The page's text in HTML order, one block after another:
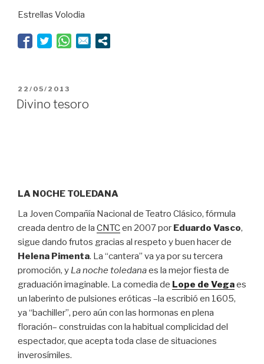
Estrellas Volodia
PUBLICADO
EL
22/05/2013
Divino tesoro
LA NOCHE TOLEDANA
La Joven Compañía Nacional de Teatro Clásico, fórmula
creada dentro de la CNTCen 2007 por Eduardo Vasco,
sigue dando frutos gracias al respeto y buen hacer de
Helena Pimenta. La “cantera” va ya por su tercera
promoción, y La noche toledanaes la mejor fiesta de
graduación imaginable. La comedia de Lope de Vegaes
un laberinto de pulsiones eróticas –la escribió en 1605,
ya “bachiller”, pero aún con las hormonas en plena
floración– construidas con la habitual complicidad del
espectador, que acepta toda clase de situaciones
inverosímiles.